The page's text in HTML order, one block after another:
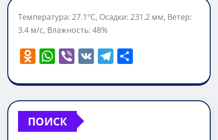
Температура: 27.1°C, Осадки: 231.2 мм, Ветер:
3.4 м/с, Влажность: 48%
O
n
o
kl
a
W
at
s
A
p
Vi
er
V T
e
gr
п
р
ПОИСК